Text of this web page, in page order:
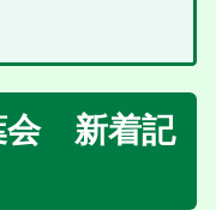
会 新着記